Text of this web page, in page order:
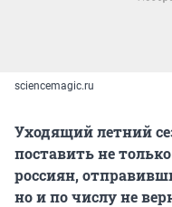
sciencemagic.ru
Уходящий летний
поставить не
россиян,
но и по числу не